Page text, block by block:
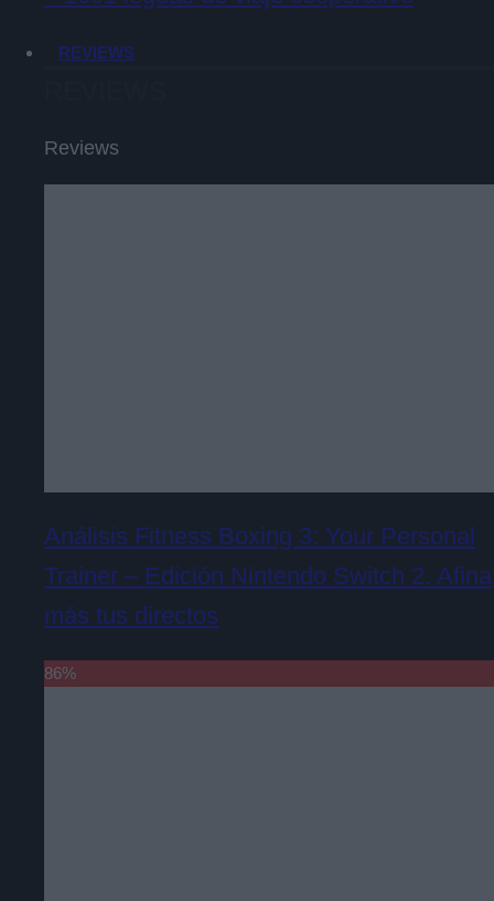
REVIEWS
Reviews
Análisis Fitness Boxing 3: Your Personal
Trainer – Edición Nintendo Switch 2. Afina
más tus directos
86%